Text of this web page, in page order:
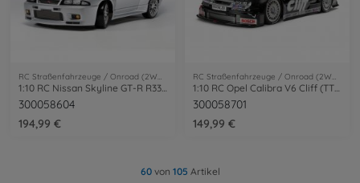
300058604
194,99 €
300058701
149,99 €
60von 105 Artikel